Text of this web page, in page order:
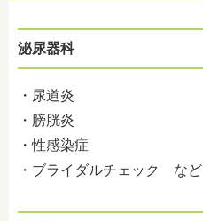
泌尿器科
・尿道炎
・膀胱炎
・性感染症
・ブライダルチェック など